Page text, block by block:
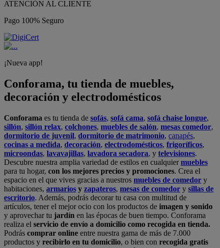
ATENCIÓN AL CLIENTE
Pago 100% Seguro
¡Nueva app!
Conforama, tu tienda de muebles,
decoración y electrodomésticos
Conforama es tu tienda de sofás, sofá cama, sofá chaise longue,
sillón, sillón relax, colchones, muebles de salón, mesas comedor,
dormitorio de juvenil, dormitorio de matrimonio, canapés,
cocinas a medida, decoración, electrodomésticos, frigoríficos,
microondas, lavavajillas, lavadora secadora, y televisiones.
Descubre nuestra amplia variedad de estilos en cualquiermuebles
para tu hogar, con los mejores precios y promociones. Crea el
espacio en el que vives gracias a nuestros muebles de comedor y
habitaciones, armarios y zapateros, mesas de comedor y sillas de
escritorio. Además, podrás decorar tu casa con multitud de
artículos, tener el mejor ocio con los productos de imagen y sonido
y aprovechar tu jardín en las épocas de buen tiempo. Conforama
realiza el servicio de envío a domicilio como recogida en tienda.
Podrás comprar online entre nuestra gama de más de 7.000
productos y recibirlo en tu domicilio, o bien con recogida gratis